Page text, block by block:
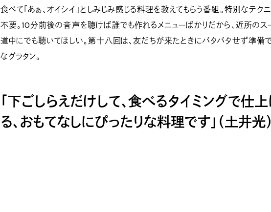
食べて「あぁ、オイシイ」としみじみ感じる料理を教えてもらう番組。特別なテク
不要。10分前後の音声を聴けば誰でも作れるメニューばかりだから、近所のス
道中にでも聴いてほしい。第十八回は、友だちが来たときにバタバタせず準備
なグラタン。
「下ごしらえだけして、食べるタイミングで仕
る、おもてなしにぴったりな料理です」（土井光